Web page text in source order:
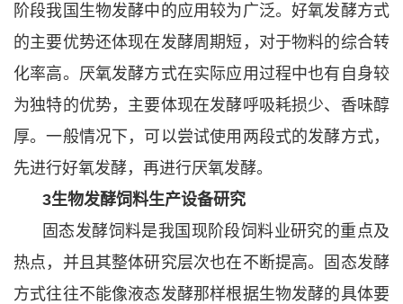
阶段我国生物发酵中的应用较为广泛。好氧发酵方式
的主要优势还体现在发酵周期短，对于物料的综合转
化率高。厌氧发酵方式在实际应用过程中也有自身较
为独特的优势，主要体现在发酵呼吸耗损少、香味醇
厚。一般情况下，可以尝试使用两段式的发酵方式，
先进行好氧发酵，再进行厌氧发酵。
3生物发酵饲料生产设备研究
固态发酵饲料是我国现阶段饲料业研究的重点及
热点，并且其整体研究层次也在不断提高。固态发酵
方式往往不能像液态发酵那样根据生物发酵的具体要